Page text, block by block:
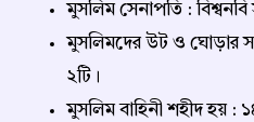
মুসলিম সেনাপতি : বিশ্বনবি
মুসলিমদের উট ও ঘোড়ার
২টি।
মুসলিম বাহিনী শহীদ হয়